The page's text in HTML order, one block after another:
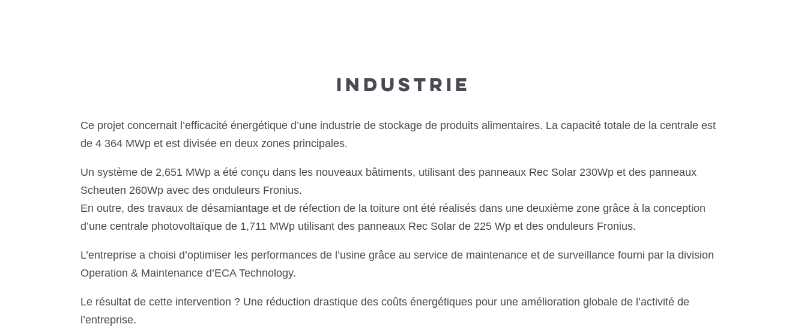
INDUSTRIE
Ce projet concernait l’efficacité énergétique d’une industrie de stockage de produits alimentaires. La capacité totale de la centrale est
de 4 364 MWp et est divisée en deux zones principales.
Un système de 2,651 MWp a été conçu dans les nouveaux bâtiments, utilisant des panneaux Rec Solar 230Wp et des panneaux
Scheuten 260Wp avec des onduleurs Fronius.
En outre, des travaux de désamiantage et de réfection de la toiture ont été réalisés dans une deuxième zone grâce à la conception
d’une centrale photovoltaïque de 1,711 MWp utilisant des panneaux Rec Solar de 225 Wp et des onduleurs Fronius.
L’entreprise a choisi d’optimiser les performances de l’usine grâce au service de maintenance et de surveillance fourni par la division
Operation & Maintenance d’ECA Technology.
Le résultat de cette intervention ? Une réduction drastique des coûts énergétiques pour une amélioration globale de l’activité de
l’entreprise.